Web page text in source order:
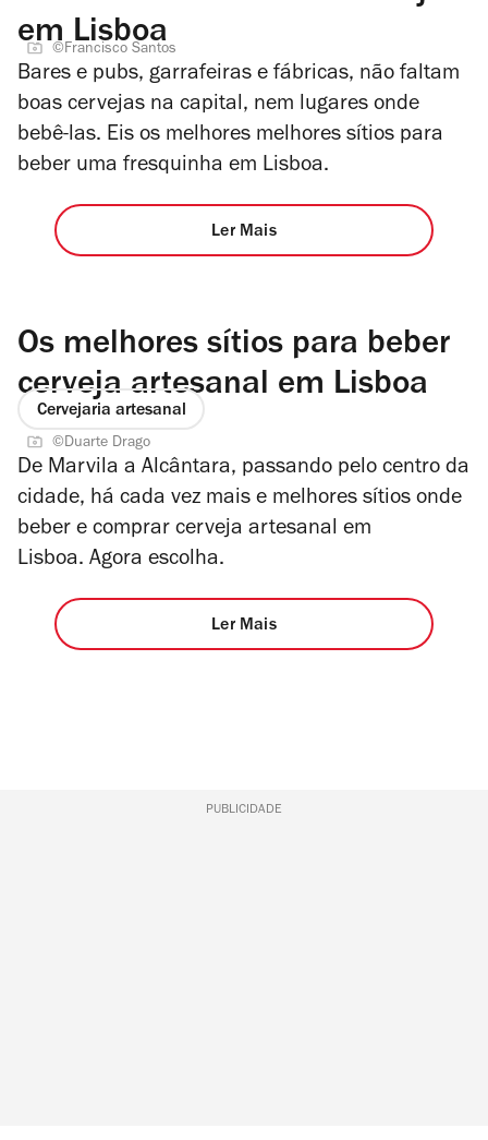
em Lisboa
©Francisco Santos
Bares e pubs, garrafeiras e fábricas, não faltam
boas cervejas na capital, nem lugares onde
bebê-las. Eis os melhores melhores sítios para
beber uma fresquinha em Lisboa.
Ler Mais
Os melhores sítios para beber
cerveja artesanal em Lisboa
Cervejaria artesanal
©Duarte Drago
De Marvila a Alcântara, passando pelo centro da
cidade, há cada vez mais e melhores sítios onde
beber e comprar cerveja artesanal em
Lisboa. Agora escolha.
Ler Mais
PUBLICIDADE